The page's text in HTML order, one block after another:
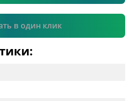
в один клик
Подтвердить